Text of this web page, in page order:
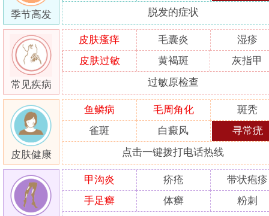
季节高发 脱发的症状
常见疾病
皮肤瘙痒 毛囊炎
湿疹
皮肤过敏
黄褐斑 灰指甲
过敏原检查
皮肤健康
鱼鳞病 毛周角化
斑秃
雀斑
白癜风 寻常疣
点击一键拨打电话热线
甲沟炎 疥疮
带状疱疹
手足癣
体癣 粉刺